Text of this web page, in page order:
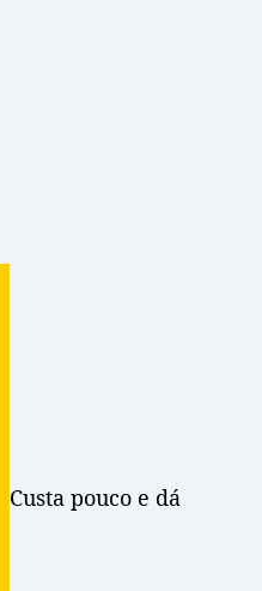
Custa pouco e dá